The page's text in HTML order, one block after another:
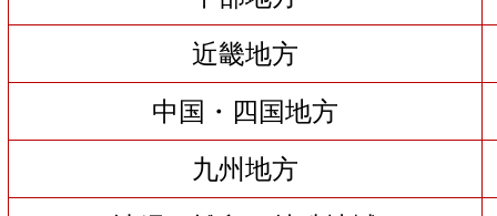
近畿地方
中国・四国地方
九州地方